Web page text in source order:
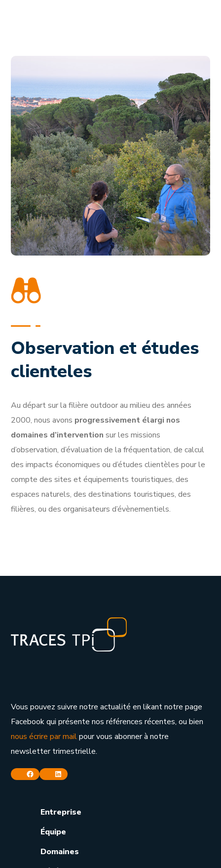
Observation et études
clienteles
Au départ sur la filière outdoor au milieu des années
2000, nous avons progressivement élargi nos
domaines d’intervention sur les missions
d’observation, d’évaluation de la fréquentation, de calcul
des impacts économiques ou d’études clientèles pour le
compte des sites et équipements touristiques, des
espaces naturels, des destinations touristiques, des
filières, ou des organisateurs d’évènementiels.
Vous pouvez suivre notre actualité en likant notre page
Facebook qui présente nos références récentes, ou bien
nous écrire par mailpour vous abonner à notre
newsletter trimestrielle.
FacebookLinkedin
Entreprise
Équipe
Domaines